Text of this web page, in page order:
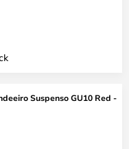
Suspenso GU10 Red -